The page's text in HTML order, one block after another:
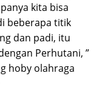
kita bisa
beberapa titik
dan padi, itu
Perhutani, ”
hoby olahraga